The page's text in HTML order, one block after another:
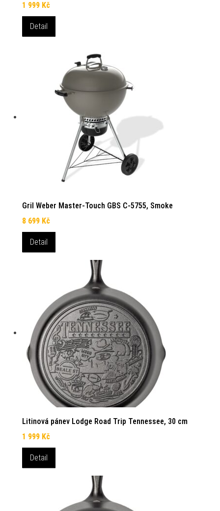
1 999 Kč
Detail
Gril Weber Master-Touch GBS C-5755, Smoke
8 699 Kč
Detail
Litinová pánev Lodge Road Trip Tennessee, 30 cm
1 999 Kč
Detail